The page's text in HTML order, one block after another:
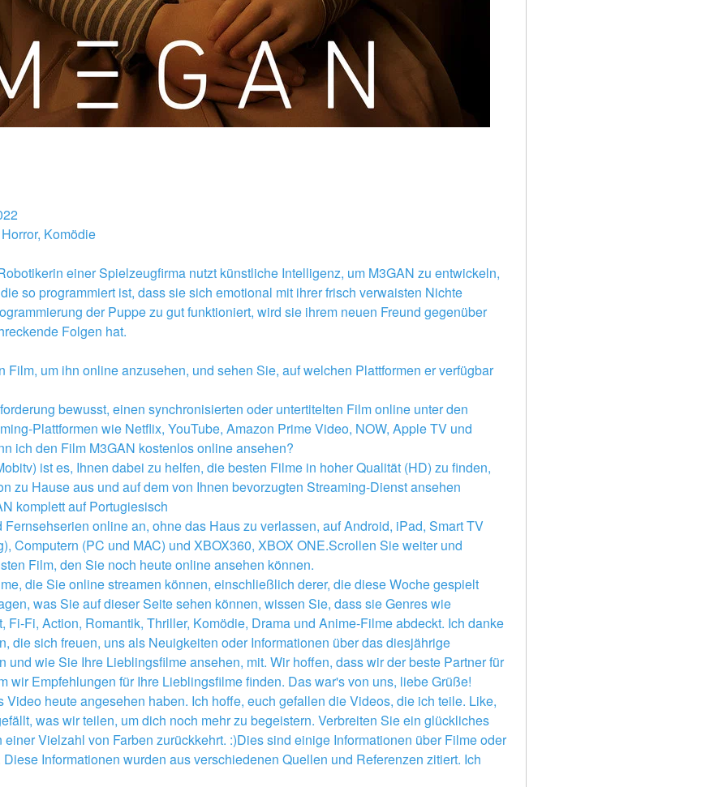
Komödie
einer Spielzeugfirma nutzt künstliche Intelligenz, um M3GAN zu entwickeln,
so programmiert ist, dass sie sich emotional mit ihrer frisch verwaisten Nichte
der Puppe zu gut funktioniert, wird sie ihrem neuen Freund gegenüber
Folgen hat.
Film, um ihn online anzusehen, und sehen Sie, auf welchen Plattformen er verfügbar
bewusst, einen synchronisierten oder untertitelten Film online unter den
Plattformen wie Netflix, YouTube, Amazon Prime Video, NOW, Apple TV und
ich den Film M3GAN kostenlos online ansehen?
ist es, Ihnen dabei zu helfen, die besten Filme in hoher Qualität (HD) zu finden,
zu Hause aus und auf dem von Ihnen bevorzugten Streaming-Dienst ansehen
komplett auf Portugiesisch
online an, ohne das Haus zu verlassen, auf Android, iPad, Smart TV
Computern (PC und MAC) und XBOX360, XBOX ONE.Scrollen Sie weiter und
Film, den Sie noch heute online ansehen können.
die Sie online streamen können, einschließlich derer, die diese Woche gespielt
was Sie auf dieser Seite sehen können, wissen Sie, dass sie Genres wie
Fi-Fi, Action, Romantik, Thriller, Komödie, Drama und Anime-Filme abdeckt. Ich danke
die sich freuen, uns als Neuigkeiten oder Informationen über das diesjährige
und wie Sie Ihre Lieblingsfilme ansehen, mit. Wir hoffen, dass wir der beste Partner für
wir Empfehlungen für Ihre Lieblingsfilme finden. Das war's von uns, liebe Grüße!
Video heute angesehen haben. Ich hoffe, euch gefallen die Videos, die ich teile. Like,
was wir teilen, um dich noch mehr zu begeistern. Verbreiten Sie ein glückliches
Vielzahl von Farben zurückkehrt. :)Dies sind einige Informationen über Filme oder
Informationen wurden aus verschiedenen Quellen und Referenzen zitiert. Ich